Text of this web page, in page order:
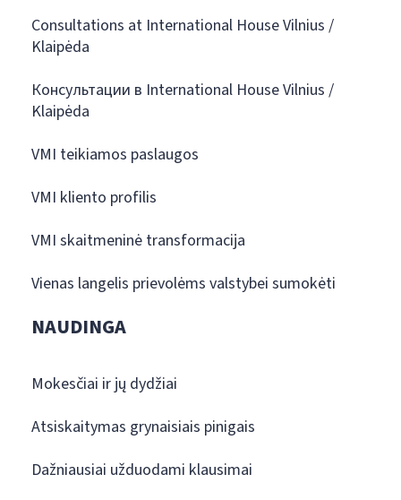
Consultations at International House Vilnius /
Klaipėda
Консультации в International House Vilnius /
Klaipėda
VMI teikiamos paslaugos
VMI kliento profilis
VMI skaitmeninė transformacija
Vienas langelis prievolėms valstybei sumokėti
NAUDINGA
Mokesčiai ir jų dydžiai
Atsiskaitymas grynaisiais pinigais
Dažniausiai užduodami klausimai